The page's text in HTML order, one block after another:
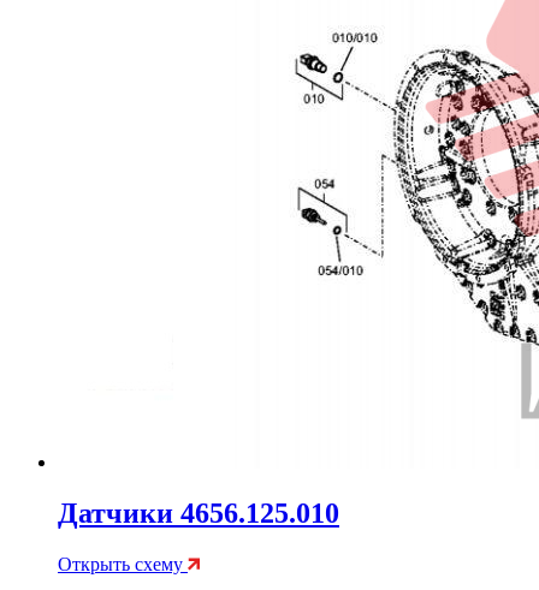
Датчики 4656.125.010
Открыть схему